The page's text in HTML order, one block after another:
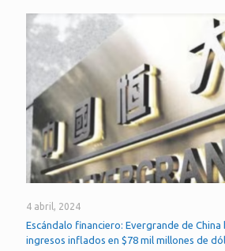
4 abril, 2024
Escándalo financiero: Evergrande de
ingresos inflados en $78 mil millones de